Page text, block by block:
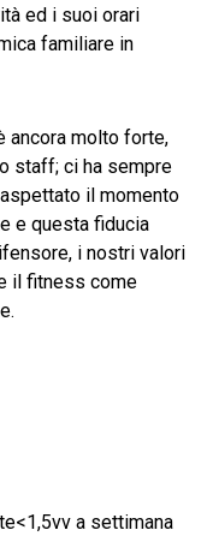
ed i suoi orari
familiare in
ancora molto forte,
staff; ci ha sempre
il momento
e questa fiducia
i nostri valori
il fitness come
a settimana